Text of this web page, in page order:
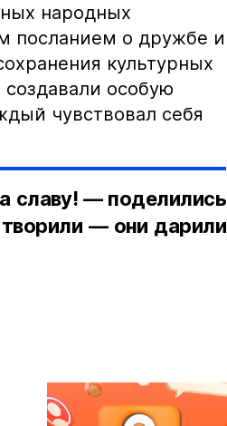
народных
посланием о дружбе и
культурных
особую
чувствовал себя
славу! — поделились
— они дарили